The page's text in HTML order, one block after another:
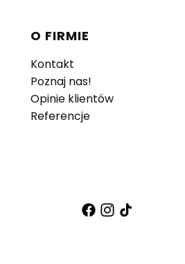
O FIRMIE
Kontakt
Poznaj nas!
Opinie klientów
Referencje